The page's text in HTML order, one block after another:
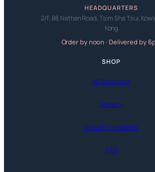
HEADQUARTERS
2/F, 88 Nathan Road, Tsim Sha Tsui,
Kong
Order by noon · Delivered by
SHOP
All Bouquets
Delivery
Delivery Locations
FAQ